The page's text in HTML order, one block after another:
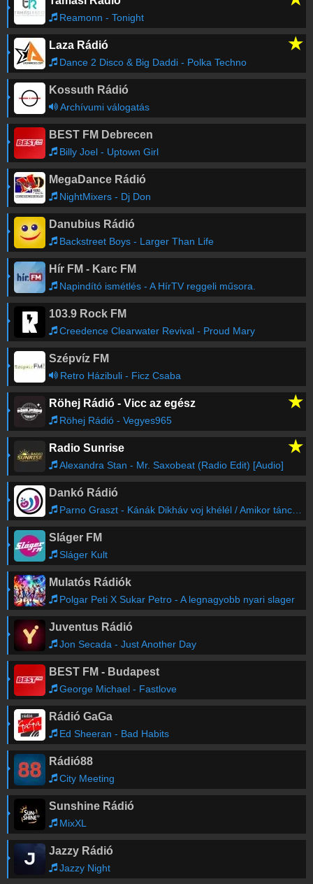
Balázsék Frekvenciatérkép
Reamonn - Tonight
Laza Rádió ★
Dance 2 Disco & Big Daddi - Polka Techno
Kossuth Rádió
Archívumi válogatás
BEST FM Debrecen
Billy Joel - Uptown Girl
MegaDance Rádió
NightMixers - Dj Don
Danubius Rádió
Backstreet Boys - Larger Than Life
Hír FM - Karc FM
Napindító ismétlés - A HírTV reggeli műsora.
103.9 Rock FM
Creedence Clearwater Revival - Proud Mary
Szépvíz FM
Retro Házibuli - Ficz Csaba
Röhej Rádió - Vicc az egész ★
Röhej Rádió - Vegyes965
Radio Sunrise ★
Alexandra Stan - Mr. Saxobeat (Radio Edit) [Audio]
Dankó Rádió
Parno Graszt - Kánák Dikháv voj khélél / Amikor táncolni látom
Sláger FM
Sláger Kult
Mulatós Rádiók
Polgar Peti X Sukar Petro - A legnagyobb nyari slager
Juventus Rádió
Jon Secada - Just Another Day
BEST FM - Budapest
George Michael - Fastlove
Rádió GaGa
Ed Sheeran - Bad Habits
Rádió88
City Meeting
Sunshine Rádió
MixXL
Jazzy Rádió
Jazzy Night